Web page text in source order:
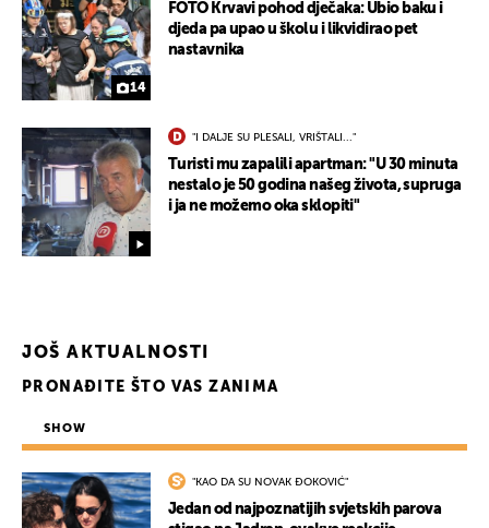
14
FOTO Krvavi pohod dječaka: Ubio baku i
djeda pa upao u školu i likvidirao pet
nastavnika
"I DALJE SU PLESALI, VRIŠTALI..."
Turisti mu zapalili apartman: "U 30 minuta
nestalo je 50 godina našeg života, supruga
i ja ne možemo oka sklopiti"
JOŠ AKTUALNOSTI
PRONAĐITE ŠTO VAS ZANIMA
SHOW
"KAO DA SU NOVAK ĐOKOVIĆ"
Jedan od najpoznatijih svjetskih parova